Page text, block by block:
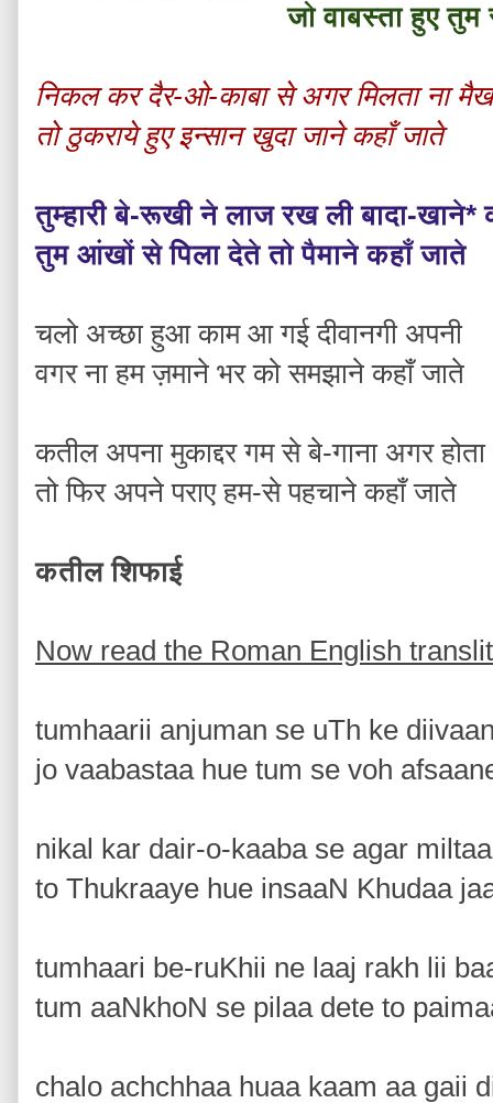
जो वाबस्ता हुए
निकल कर दैर-ओ-काबा से अगर मिलता ना
तो ठुकराये हुए इन्सान खुदा जाने कहाँ जाते
तुम्हारी बे-रूखी ने लाज रख ली बादा-खाने*
तुम आंखों से पिला देते तो पैमाने कहाँ जाते
चलो अच्छा हुआ काम आ गई दीवानगी अपनी
वगर ना हम ज़माने भर को समझाने कहाँ जाते
कतील अपना मुकाद्दर गम से बे-गाना अगर होता
तो फिर अपने पराए हम-से पहचाने कहाँ जाते
कतील शिफाई
Now read the Roman English
tumhaarii anjuman se uTh ke
jo vaabastaa hue tum se voh
nikal kar dair-o-kaaba se agar
to Thukraaye hue insaaN Khudaa
tumhaari be-ruKhii ne laaj rakh lii
tum aaNkhoN se pilaa dete to
chalo achchhaa huaa kaam aa gaii